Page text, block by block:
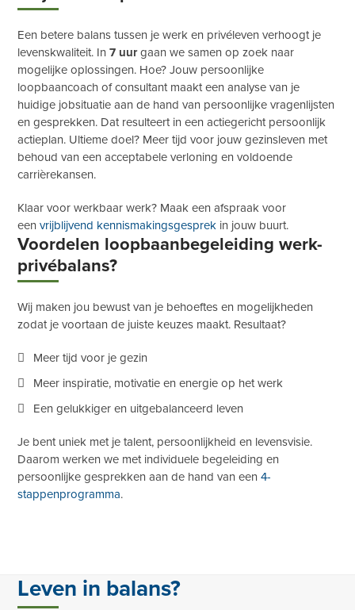
Een betere balans tussen je werk en privéleven verhoogt je
levenskwaliteit. In7 uurgaan we samen op zoek naar
mogelijke oplossingen. Hoe? Jouw persoonlijke
loopbaancoach of consultant maakt een analyse van je
huidige jobsituatie aan de hand van persoonlijke vragenlijsten
en gesprekken. Dat resulteert in een actiegericht persoonlijk
actieplan. Ultieme doel? Meer tijd voor jouw gezinsleven met
behoud van een acceptabele verloning en voldoende
carrièrekansen.
Klaar voor werkbaar werk? Maak een afspraak voor
eenvrijblijvend kennismakingsgesprek in jouw buurt.
Voordelen loopbaanbegeleiding werk-
privébalans?
Wij maken jou bewust van je behoeftes en mogelijkheden
zodat je voortaan de juiste keuzes maakt. Resultaat?
Meer tijd voor je gezin
Meer inspiratie, motivatie en energie op het werk
Een gelukkiger en uitgebalanceerd leven
Je bent uniek met je talent, persoonlijkheid en levensvisie.
Daarom werken we met individuele begeleiding en
persoonlijke gesprekken aan de hand van een4-
stappenprogramma.
Leven in balans?